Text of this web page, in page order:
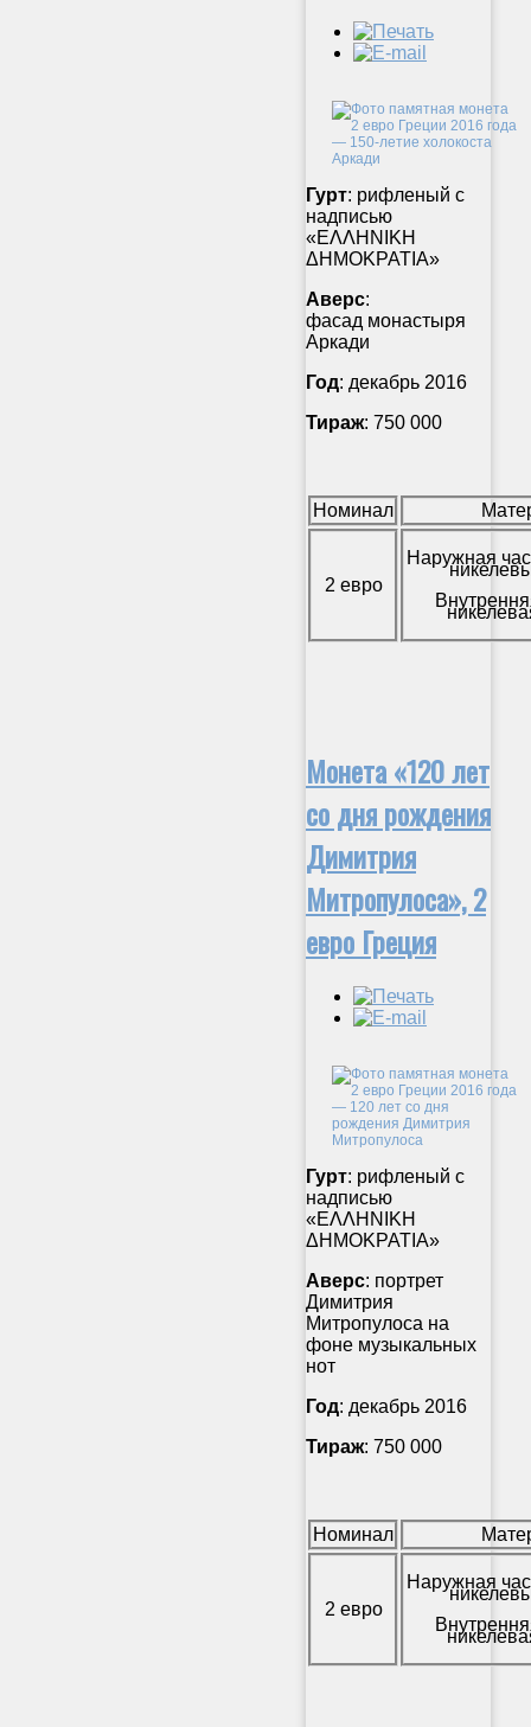
Гурт: рифленый с
надписью
«ΕΛΛΗΝΙΚΗ
ΔΗΜΟΚΡΑΤΙΑ»
Аверс:
фасад монастыря
Аркади
Год: декабрь 2016
Тираж: 750 000
Номинал
2 евро
Наружная
Монета «120 лет
со дня рождения
Димитрия
Митропулоса», 2
евро Греция
Гурт: рифленый с
надписью
«ΕΛΛΗΝΙΚΗ
ΔΗΜΟΚΡΑΤΙΑ»
Аверс: портрет
Димитрия
Митропулоса на
фоне музыкальных
нот
Год: декабрь 2016
Тираж: 750 000
Номинал
2 евро
Наружная